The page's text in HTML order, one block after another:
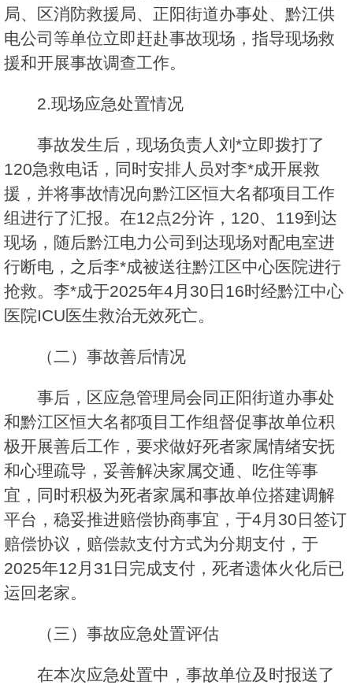
局、区消防救援局、正阳街道办事处、黔江供
电公司等单位立即赶赴事故现场，指导现场救
援和开展事故调查工作。
2.现场应急处置情况
事故发生后，现场负责人刘*立即拨打了
120急救电话，同时安排人员对李*成开展救
援，并将事故情况向黔江区恒大名都项目工作
组进行了汇报。在12点2分许，120、119到达
现场，随后黔江电力公司到达现场对配电室进
行断电，之后李*成被送往黔江区中心医院进行
抢救。李*成于2025年4月30日16时经黔江中心
医院ICU医生救治无效死亡。
（二）事故善后情况
事后，区应急管理局会同正阳街道办事处
和黔江区恒大名都项目工作组督促事故单位积
极开展善后工作，要求做好死者家属情绪安抚
和心理疏导，妥善解决家属交通、吃住等事
宜，同时积极为死者家属和事故单位搭建调解
平台，稳妥推进赔偿协商事宜，于4月30日签订
赔偿协议，赔偿款支付方式为分期支付，于
2025年12月31日完成支付，死者遗体火化后已
运回老家。
（三）事故应急处置评估
在本次应急处置中，事故单位及时报送了